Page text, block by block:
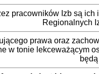
pracowników Izb są
Regionalnych
prawa oraz
w tonie lekceważącym